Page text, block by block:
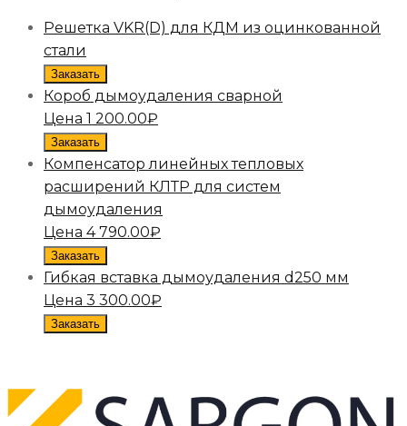
Решетка VKR(D) для КДМ из оцинкованной
стали
Заказать
Короб дымоудаления сварной
Цена 1 200.00₽
Заказать
Компенсатор линейных тепловых
расширений КЛТР для систем
дымоудаления
Цена 4 790.00₽
Заказать
Гибкая вставка дымоудаления d250 мм
Цена 3 300.00₽
Заказать